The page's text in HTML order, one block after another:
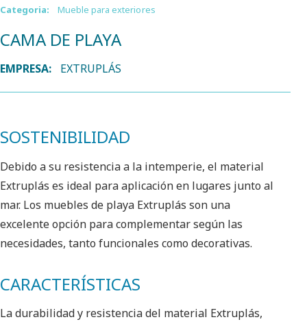
Categoria: Mueble para exteriores
CAMA DE PLAYA
EMPRESA: EXTRUPLÁS
SOSTENIBILIDAD
Debido a su resistencia a la intemperie, el material
Extruplás es ideal para aplicación en lugares junto al
mar. Los muebles de playa Extruplás son una
excelente opción para complementar según las
necesidades, tanto funcionales como decorativas.
CARACTERÍSTICAS
La durabilidad y resistencia del material Extruplás,